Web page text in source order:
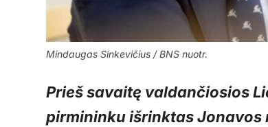
Mindaugas Sinkevičius / BNS nuotr.
Prieš savaitę valdančiosios
pirmininku išrinktas Jonavos